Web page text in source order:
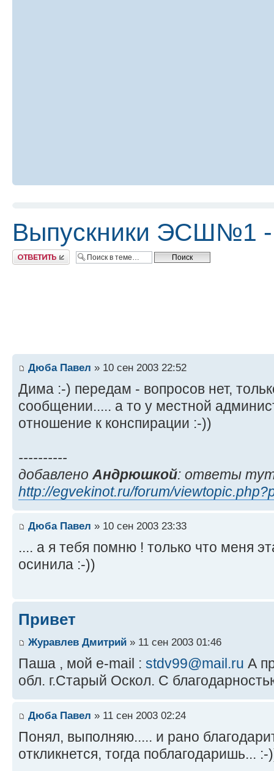
Выпускники ЭСШ№1 -
Ответить
Дюба Павел » 10 сен 2003 22:52
Дима :-) передам - вопросов нет,
сообщении..... а то у местной
отношение к конспирации :-))
----------
добавлено Андрюшкой: ответы
http://egvekinot.ru/forum/
Дюба Павел » 10 сен 2003 23:33
.... а я тебя помню ! только что меня
осинила :-))
Привет
Журавлев Дмитрий » 11 сен 2003 01:46
Паша , мой e-mail : stdv99@mail.ru А
обл. г.Старый Оскол. С
Дюба Павел » 11 сен 2003 02:24
Понял, выполняю..... и рано
откликнется, тогда поблагодаришь... :-